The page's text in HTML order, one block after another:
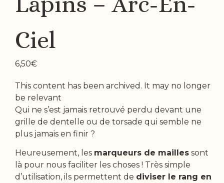
Ciel
6,50€
This content has been archived. It may no longer
be relevant
Qui ne s’est jamais retrouvé perdu devant une
grille de dentelle ou de torsade qui semble ne
plus jamais en finir ?
Heureusement, les marqueurs de mailles sont
là pour nous faciliter les choses ! Très simple
d’utilisation, ils permettent de diviser le rang en